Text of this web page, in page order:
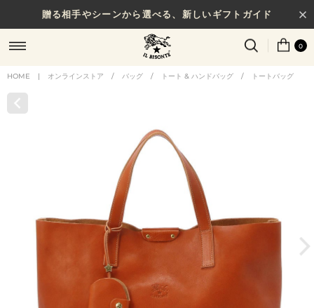
贈る相手やシーンから選べる、新しいギフトガイド
0
HOME | オンラインストア / バッグ / トート & ハンドバッグ / トートバッグ